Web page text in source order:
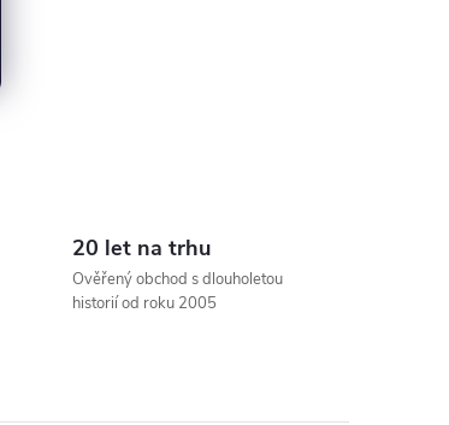
20 let na trhu
Ověřený obchod s dlouholetou
historií od roku 2005